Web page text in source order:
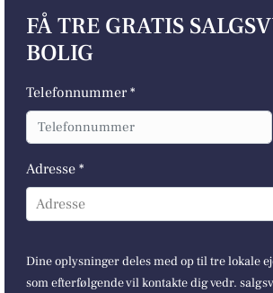
FÅ TRE GRATIS
BOLIG
Telefonnummer *
Adresse *
Adresse
Dine oplysninger deles med op til tre lokale
som efterfølgende vil kontakte dig vedr.